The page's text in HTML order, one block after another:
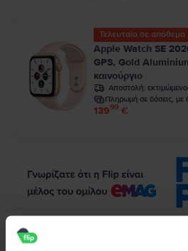
Τελευταίο σε απόθεμα
Apple Watch SE
GPS, Gold
καινούργιο
Αποστολή:
Πληρωμή σε δόσεις, με
13999 €
Περιγραφή